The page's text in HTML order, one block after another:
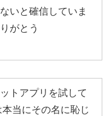
いと確信していま
がとう
トアプリを試して
本当にその名に恥じ